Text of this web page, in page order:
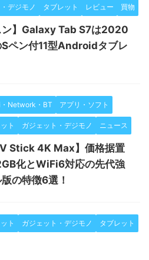
デジモノ タブレット レビュー 買物
ン】Galaxy Tab S7は2020
ペン付11型Androidタブレ
Network・BT アプリ・ソフト
ト ガジェット・デジモノ ニュース
Stick 4K Max】価格据置
化とWiFi6対応の先代強
の特徴6選！
ト ガジェット・デジモノ タブレット